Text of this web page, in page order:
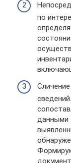
по
данными